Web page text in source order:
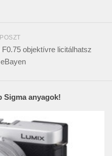
objektívre licitálhatsz
Sigma anyagok!